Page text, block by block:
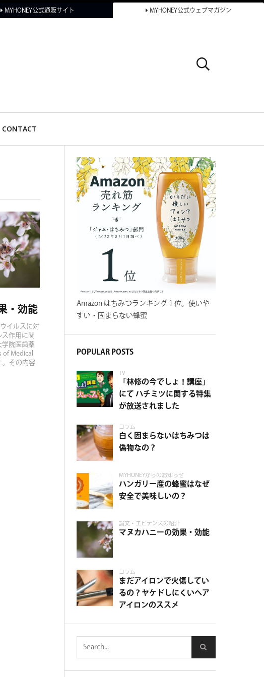
MYHONEY公式通販サイト MYHONEY公式ウェブマガジン
CONTACT
・効能
イルスに対
作用に関
学院医歯薬
Medical
。その内容
Amazon はちみつランキング１位。使いや
すい・固まらない蜂蜜
POPULAR POSTS
TV
「林修の今でしょ！講座」
にて ハチミツに関する特集
が放送されました
コラム
白く固まらないはちみつは
偽物なの？
MYHONEYからのお知らせ
ハンガリー産の蜂蜜はなぜ
安全で美味しいの？
論文・エビデンスの紹介
マヌカハニーの効果・効能
コラム
まだアイロンで火傷してい
るの？ヤケドしにくいヘア
アイロンのススメ